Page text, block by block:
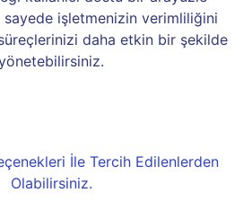
sayede işletmenizin verimliliğini
daha etkin bir şekilde
İle Tercih Edilenlerden
Olabilirsiniz.